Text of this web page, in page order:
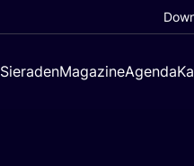
SieradenMagazineAgenda